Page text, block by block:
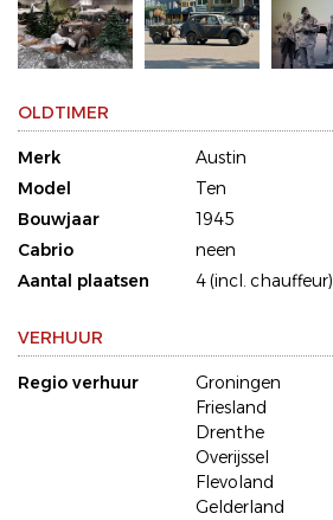
OLDTIMER
Merk
Austin
Model
Ten
Bouwjaar
1945
Cabrio
neen
Aantal plaatsen
4 (incl. chauffeur)
VERHUUR
Regio verhuur
Groningen
Friesland
Drenthe
Overijssel
Flevoland
Gelderland